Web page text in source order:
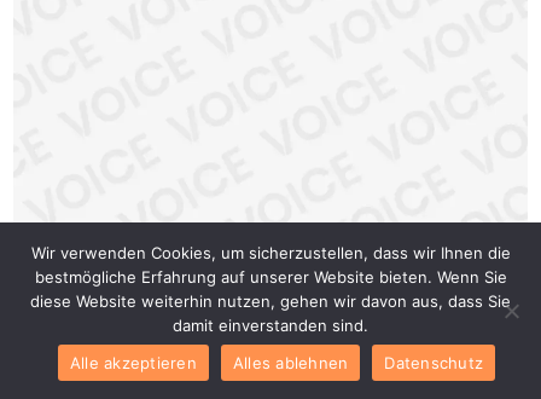
Snacks
Chicken Mayonnaise
Sandwiches einfaches
Wir verwenden Cookies, um sicherzustellen, dass wir Ihnen die
bestmögliche Erfahrung auf unserer Website bieten. Wenn Sie
diese Website weiterhin nutzen, gehen wir davon aus, dass Sie
damit einverstanden sind.
Alle akzeptieren
Alles ablehnen Datenschutz